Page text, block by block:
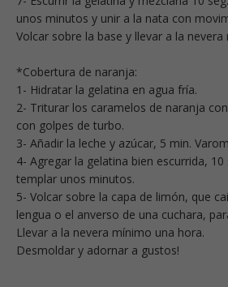
unos minutos y unir a la nata con
Volcar sobre la base y llevar a la
*Cobertura de naranja:
1- Hidratar la gelatina en agua fría.
2- Triturar los caramelos de naranja
con golpes de turbo.
3- Añadir la leche y azúcar, 5 min.
4- Agregar la gelatina bien escurrida, 10
templar unos minutos.
5- Volcar sobre la capa de limón, que
lengua o el anverso de una cuchara,
Llevar a la nevera mínimo una hora.
Desmoldar y adornar a gustos!